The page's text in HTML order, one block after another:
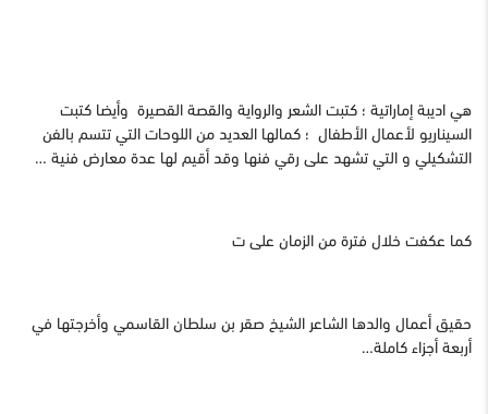
هي اديبة إماراتية ؛ كتبت الشعر والرواية والقصة القصيرة وأيضا كتبت
السيناريو لأعمال الأطفال ؛ كمالها العديد من اللوحات التي تتسم بالفن
التشكيلي و التي تشهد على رقي فنها وقد أقيم لها عدة معارض فنية …
كما عكفت خلال فترة من الزمان على ت
حقيق أعمال والدها الشاعر الشيخ صقر بن سلطان القاسمي وأخرجتها في
أربعة أجزاء كاملة…